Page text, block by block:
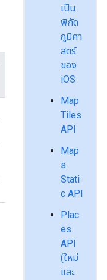
เป็น
พิกัด
ภูมิศา
สตร์
ของ
iOS
Map
Tiles
API
Map
s
Stati
c API
Plac
es
API
(ใหม่
และ